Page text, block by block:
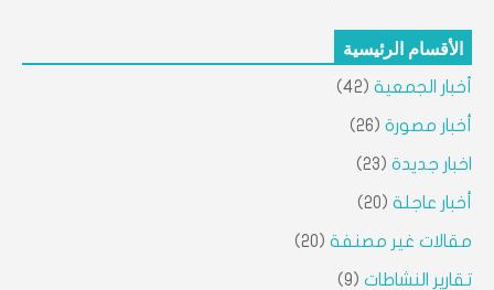
الأقسام الرئيسية
أخبار الجمعية (42)
أخبار مصورة (26)
اخبار جديدة (23)
أخبار عاجلة (20)
مقالات غير مصنفة (20)
تقارير النشاطات (9)